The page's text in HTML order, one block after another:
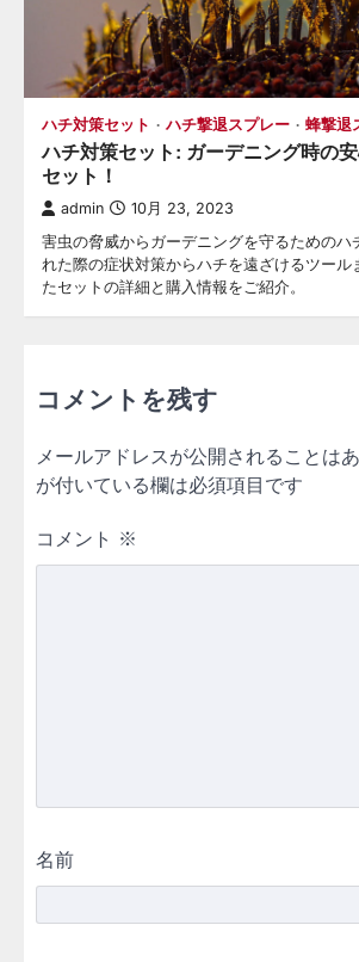
ハチ対策セット ハチ撃退スプレー 蜂撃退
ハチ対策セット: ガーデニング時の
セット！
admin 10月 23, 2023
害虫の脅威からガーデニングを守るためのハ
れた際の症状対策からハチを遠ざけるツール
たセットの詳細と購入情報をご紹介。
コメントを残す
メールアドレスが公開されることはあ
が付いている欄は必須項目です
コメント ※
名前